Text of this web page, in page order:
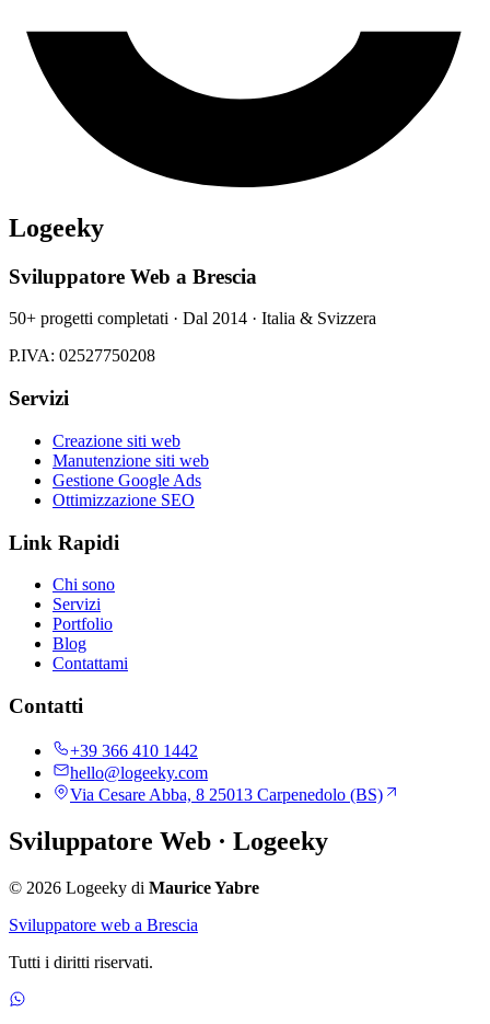
Logeeky
Sviluppatore Web a Brescia
50+ progetti completati · Dal 2014 · Italia & Svizzera
P.IVA: 02527750208
Servizi
Creazione siti web
Manutenzione siti web
Gestione Google Ads
Ottimizzazione SEO
Link Rapidi
Chi sono
Servizi
Portfolio
Blog
Contattami
Contatti
+39 366 410 1442
hello@logeeky.com
Via Cesare Abba, 8 25013 Carpenedolo (BS)
Sviluppatore Web · Logeeky
© 2026 Logeeky di Maurice Yabre
Sviluppatore web a Brescia
Tutti i diritti riservati.